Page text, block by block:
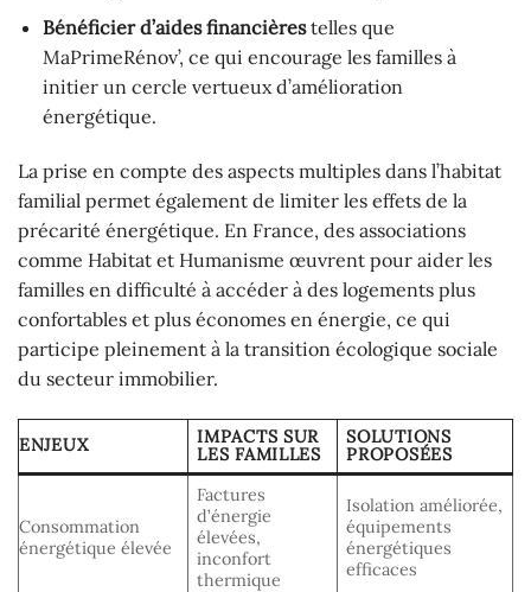
Bénéficier d’aides financièrestelles que
MaPrimeRénov’, ce qui encourage les familles à
initier un cercle vertueux d’amélioration
énergétique.
La prise en compte des aspects multiples dans l’habitat
familial permet également de limiter les effets de la
précarité énergétique. En France, des associations
comme Habitat et Humanisme œuvrent pour aider les
familles en difficulté à accéder à des logements plus
confortables et plus économes en énergie, ce qui
participe pleinement à la transition écologique sociale
du secteur immobilier.
ENJEUX
IMPACTS SUR
LES FAMILLES
SOLUTIONS
PROPOSÉES
Consommation
énergétique élevée
Factures
d’énergie
élevées,
inconfort
thermique
Isolation améliorée,
équipements
énergétiques
efficaces